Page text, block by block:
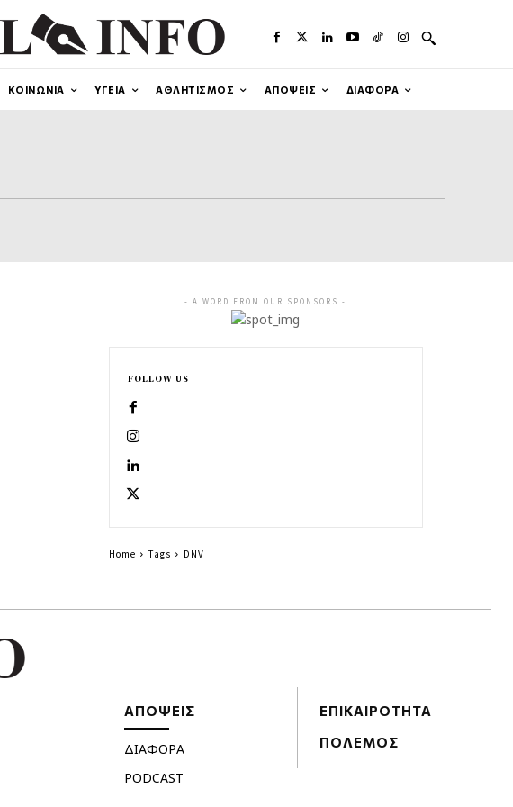
ΚΟΙΝΩΝΙΑ ΥΓΕΙΑ ΑΘΛΗΤΙΣΜΟΣ ΑΠΟΨΕΙΣ ΔΙΑΦΟΡΑ
- A WORD FROM OUR SPONSORS -
FOLLOW US
Home Tags DNV
ΑΠΟΨΕΙΣ
ΔΙΑΦΟΡΑ
PODCAST
ΕΠΙΚΑΙΡΟΤΗΤΑ
ΠΟΛΕΜΟΣ